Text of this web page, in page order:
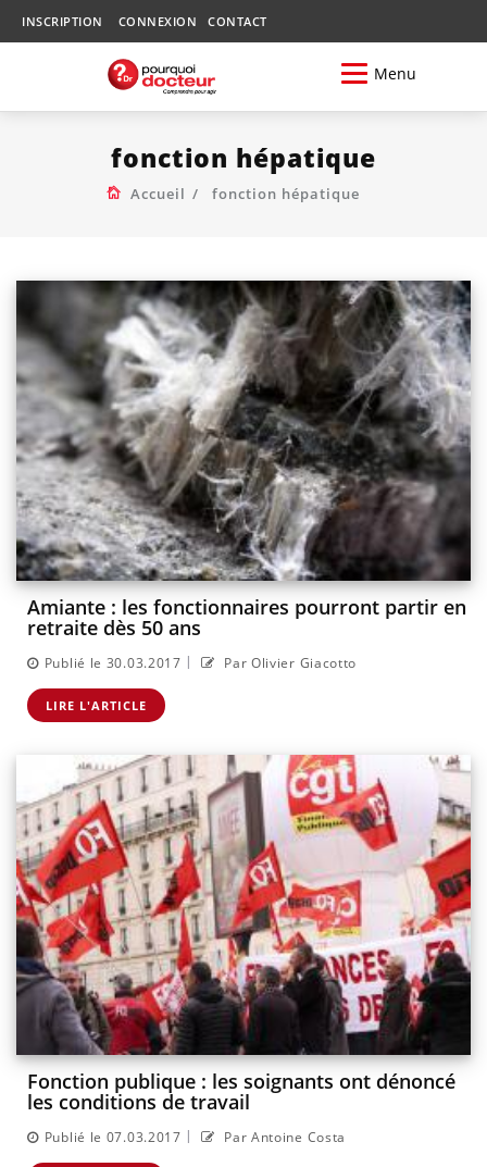
INSCRIPTION CONNEXION CONTACT
Menu
fonction hépatique
Accueil fonction hépatique
Amiante : les fonctionnaires pourront partir en
retraite dès 50 ans
Publié le 30.03.2017 | Par Olivier Giacotto
LIRE L'ARTICLE
Fonction publique : les soignants ont dénoncé
les conditions de travail
Publié le 07.03.2017 | Par Antoine Costa